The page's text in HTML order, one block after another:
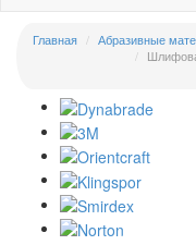
Главная Абразивные